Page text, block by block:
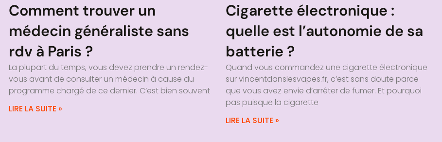
Comment trouver un
médecin généraliste sans
rdv à Paris ?
La plupart du temps, vous devez prendre un rendez-
vous avant de consulter un médecin à cause du
programme chargé de ce dernier. C’est bien souvent
LIRE LA SUITE »
Cigarette électronique :
quelle est l’autonomie de sa
batterie ?
Quand vous commandez une cigarette électronique
sur vincentdanslesvapes.fr, c’est sans doute parce
que vous avez envie d’arrêter de fumer. Et pourquoi
pas puisque la cigarette
LIRE LA SUITE »